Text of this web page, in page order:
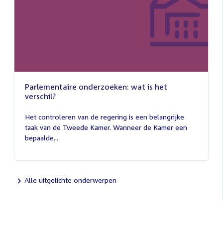
Parlementaire onderzoeken: wat is het
verschil?
juli
2026
Het controleren van de regering is een belangrijke
taak van de Tweede Kamer. Wanneer de Kamer een
bepaalde...
Alle uitgelichte onderwerpen